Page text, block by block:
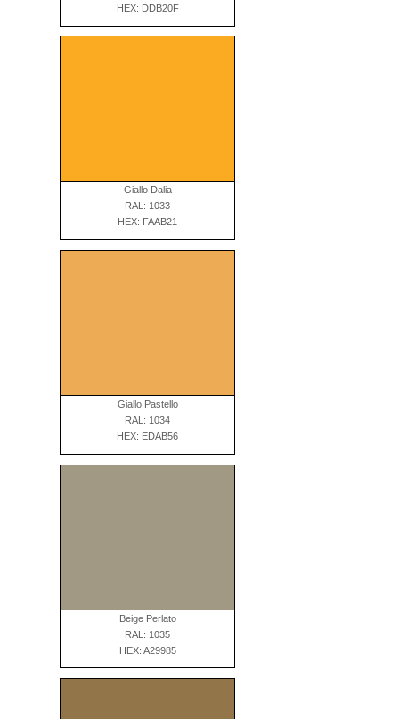
HEX: DDB20F
Giallo Dalia
RAL: 1033
HEX: FAAB21
Giallo Pastello
RAL: 1034
HEX: EDAB56
Beige Perlato
RAL: 1035
HEX: A29985